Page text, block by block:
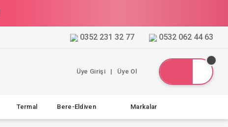
0352 231 32 77 0532 062 44 63
Üye Girişi | Üye Ol
Termal Bere-Eldiven Markalar